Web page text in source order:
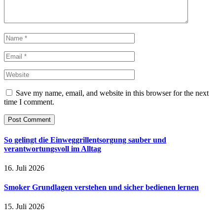
Save my name, email, and website in this browser for the next
time I comment.
So gelingt die Einweggrillentsorgung sauber und
verantwortungsvoll im Alltag
16. Juli 2026
Smoker Grundlagen verstehen und sicher bedienen lernen
15. Juli 2026